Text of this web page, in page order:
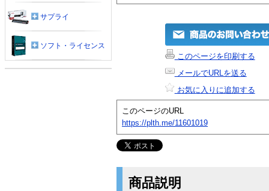
このページを印刷する
メールでURLを送る
お気に入りに追加する
このページのURL
https://plth.me/11601019
商品説明
サプライ
ソフト・ライセンス